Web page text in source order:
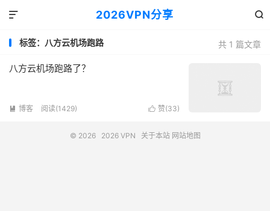
2026VPN分享 

共 1 篇文章
标签：八方云机场跑路
八方云机场跑路了？
 赞(33)
 博客 阅读(1429)
© 2026 2026 VPN 关于本站 网站地图